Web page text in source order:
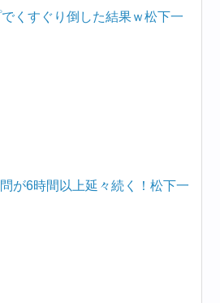
くすぐり倒した結果ｗ松下一
が6時間以上延々続く！松下一